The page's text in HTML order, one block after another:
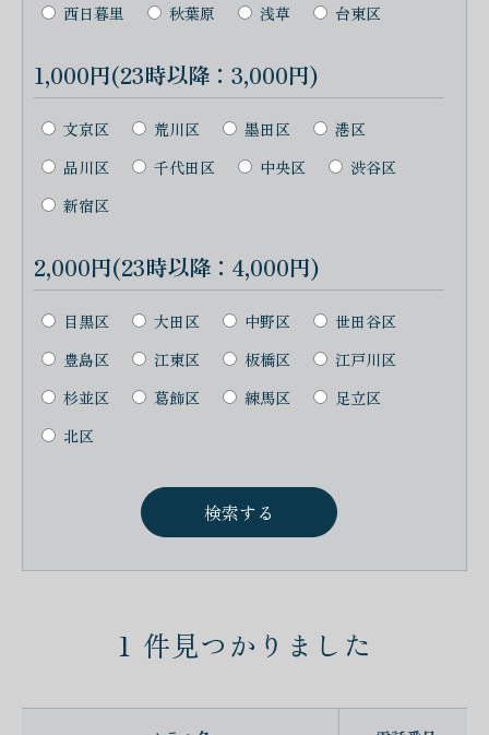
西日暮里
秋葉原 浅草 台東区
1,000円(23時以降：3,000円)
文京区 荒川区 墨田区
港区
品川区
千代田区 中央区
渋谷区
新宿区
2,000円(23時以降：4,000円)
目黒区 大田区 中野区
世田谷区
豊島区
江東区 板橋区
江戸川区
杉並区
葛飾区 練馬区
足立区
北区
1 件見つかりました